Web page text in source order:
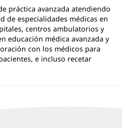
práctica avanzada atendiendo
de especialidades médicas en
centros ambulatorios y
educación médica avanzada y
con los médicos para
e incluso recetar